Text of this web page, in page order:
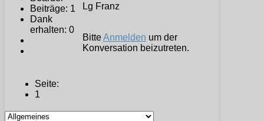
Beiträge: 1
Dank
erhalten: 0
Lg Franz
BitteAnmelden um der
Konversation beizutreten.
Seite:
1